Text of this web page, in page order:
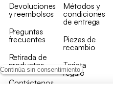
Continúa sin consentimiento
Devoluciones
y reembolsos
Preguntas
frecuentes
Retirada de
productos
Contáctenos
Métodos y
condiciones
de entrega
Piezas de
recambio
Tarjeta
regalo